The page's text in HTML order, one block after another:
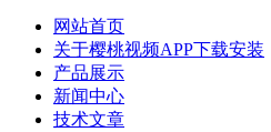
网站首页
关于樱桃视频APP下载安装
产品展示
新闻中心
技术文章